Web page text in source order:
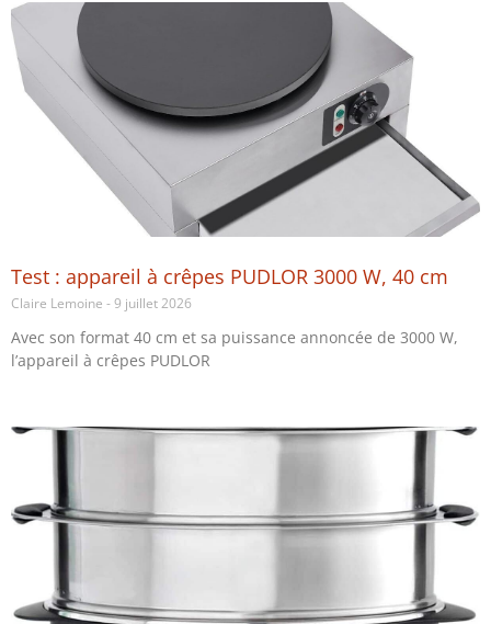
Test : appareil à crêpes PUDLOR 3000 W, 40 cm
Claire Lemoine 9 juillet 2026
Avec son format 40 cm et sa puissance annoncée de 3000 W,
l’appareil à crêpes PUDLOR